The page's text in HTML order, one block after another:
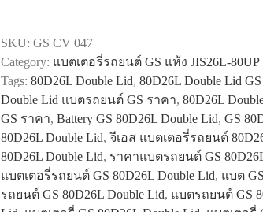
SKU: GS CV 047
Category: แบตเตอรี่รถยนต์ GS แห้ง JIS26L-80UP
Tags: 80D26L Double Lid, 80D26L Double Lid
Double Lid แบตรถยนต์ GS ราคา, 80D26L
GS ราคา, Battery GS 80D26L Double Lid, GS
80D26L Double Lid, จีเอส แบตเตอรี่รถยนต์
80D26L Double Lid, ราคาแบตรถยนต์ GS
แบตเตอรี่รถยนต์ GS 80D26L Double Lid, แบต
รถยนต์ GS 80D26L Double Lid, แบตรถยนต์ GS